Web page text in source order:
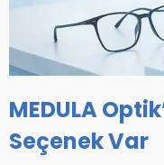
MEDULA
Seçenek Var